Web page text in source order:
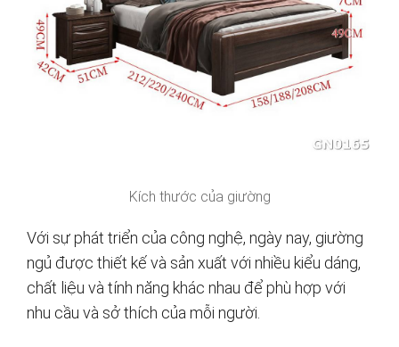
Kích thước của giường
Với sự phát triển của công nghệ, ngày nay, giường
ngủ được thiết kế và sản xuất với nhiều kiểu dáng,
chất liệu và tính năng khác nhau để phù hợp với
nhu cầu và sở thích của mỗi người.